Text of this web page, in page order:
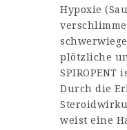
Hypoxie
plötzliche
Durch die
weist eine